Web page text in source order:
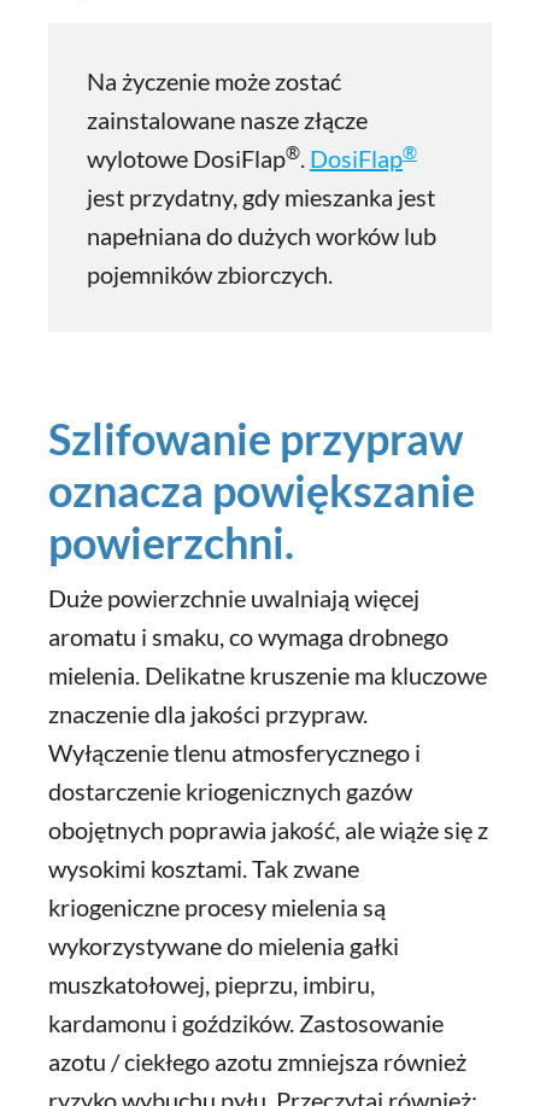
Na życzenie może zostać
zainstalowane nasze złącze
wylotowe DosiFlap®. DosiFlap®
jest przydatny, gdy mieszanka jest
napełniana do dużych worków lub
pojemników zbiorczych.
Szlifowanie przypraw
oznacza powiększanie
powierzchni.
Duże powierzchnie uwalniają więcej
aromatu i smaku, co wymaga drobnego
mielenia. Delikatne kruszenie ma kluczowe
znaczenie dla jakości przypraw.
Wyłączenie tlenu atmosferycznego i
dostarczenie kriogenicznych gazów
obojętnych poprawia jakość, ale wiąże się z
wysokimi kosztami. Tak zwane
kriogeniczne procesy mielenia są
wykorzystywane do mielenia gałki
muszkatołowej, pieprzu, imbiru,
kardamonu i goździków. Zastosowanie
azotu / ciekłego azotu zmniejsza również
ryzyko wybuchu pyłu. Przeczytaj również: